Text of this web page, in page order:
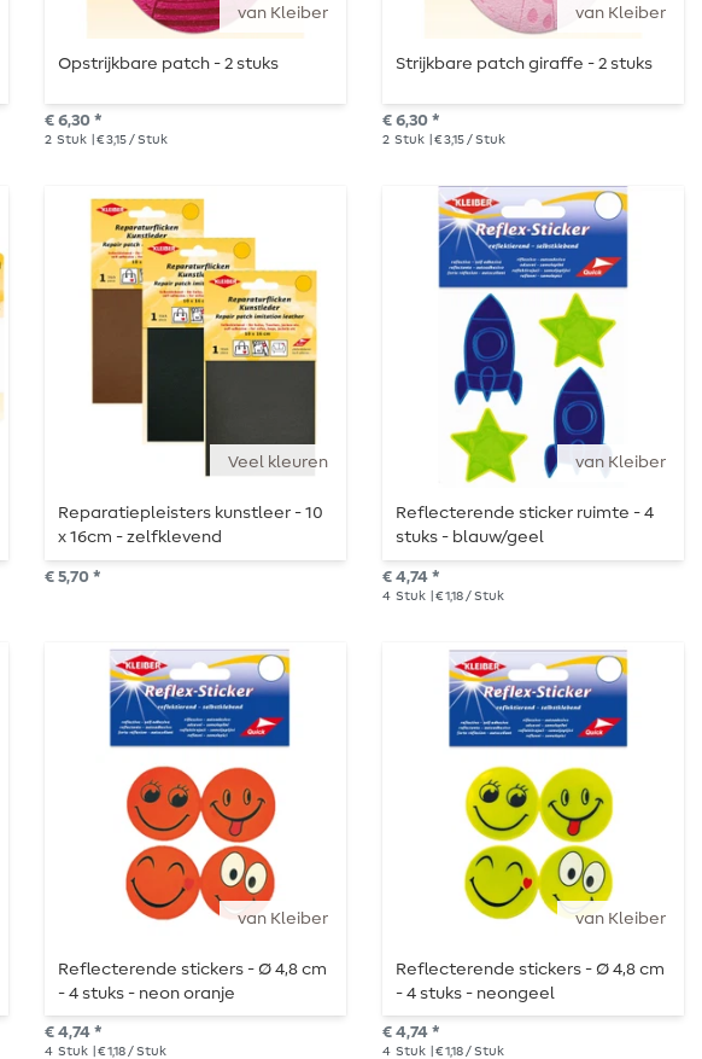
van Kleiber
Opstrijkbare patch - 2 stuks
€ 6,30 *
2 Stuk | € 3,15 / Stuk
van Kleiber
Strijkbare patch giraffe - 2 stuks
€ 6,30 *
2 Stuk | € 3,15 / Stuk
Veel kleuren
Reparatiepleisters kunstleer - 10
x 16cm - zelfklevend
€ 5,70 *
van Kleiber
Reflecterende sticker ruimte - 4
stuks - blauw/geel
€ 4,74 *
4 Stuk | € 1,18 / Stuk
van Kleiber
Reflecterende stickers - Ø 4,8 cm
- 4 stuks - neon oranje
€ 4,74 *
4 Stuk | € 1,18 / Stuk
van Kleiber
Reflecterende stickers - Ø 4,8 cm
- 4 stuks - neongeel
€ 4,74 *
4 Stuk | € 1,18 / Stuk